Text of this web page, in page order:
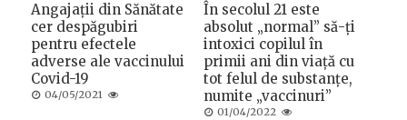
Angajații din Sănătate
cer despăgubiri
pentru efectele
adverse ale vaccinului
Covid-19
Posted
04/05/2021
În secolul 21 este
absolut „normal” să-ți
intoxici copilul în
primii ani din viață cu
tot felul de substanțe,
numite „vaccinuri”
Posted
01/04/2022